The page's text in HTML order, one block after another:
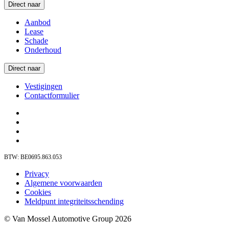
Direct naar
Aanbod
Lease
Schade
Onderhoud
Direct naar
Vestigingen
Contactformulier
BTW: BE0695.863.053
Privacy
Algemene voorwaarden
Cookies
Meldpunt integriteitsschending
© Van Mossel Automotive Group 2026